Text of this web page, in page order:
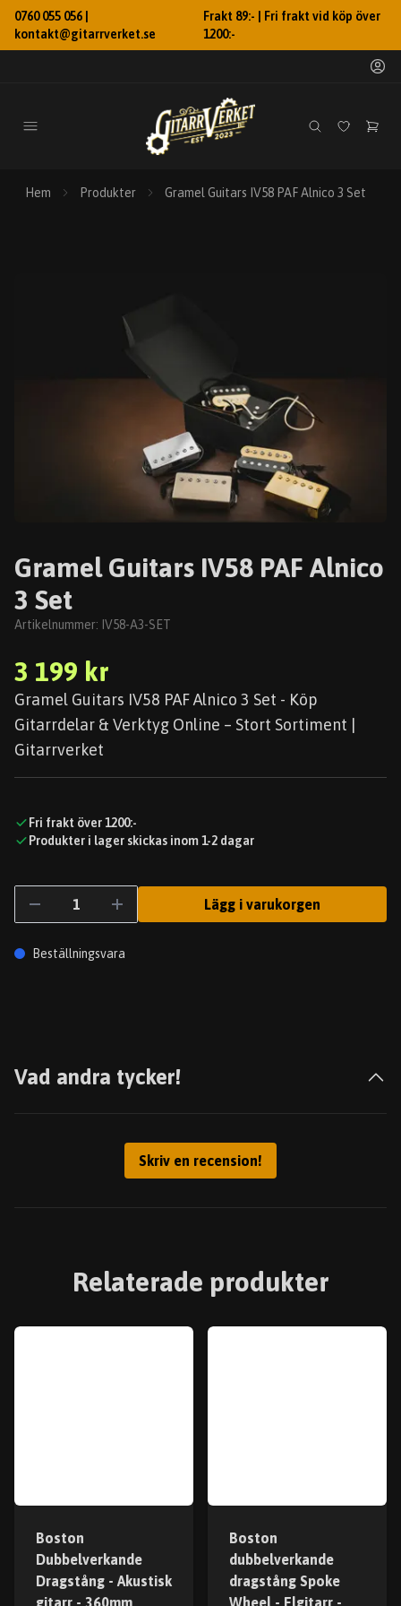
0760 055 056 |
kontakt@gitarrverket.se
Frakt 89:- | Fri frakt vid köp över
1200:-
Hem Produkter Gramel Guitars IV58 PAF Alnico 3 Set
Gramel Guitars IV58 PAF Alnico
3 Set
Artikelnummer: IV58-A3-SET
3 199 kr
Gramel Guitars IV58 PAF Alnico 3 Set - Köp
Gitarrdelar & Verktyg Online – Stort Sortiment |
Gitarrverket
Fri frakt över 1200:-
Produkter i lager skickas inom 1-2 dagar
Lägg i varukorgen
Beställningsvara
Vad andra tycker!
Skriv en recension!
Relaterade produkter
Boston
Dubbelverkande
Dragstång - Akustisk
gitarr - 360mm
Boston
dubbelverkande
dragstång Spoke
Wheel - Elgitarr -